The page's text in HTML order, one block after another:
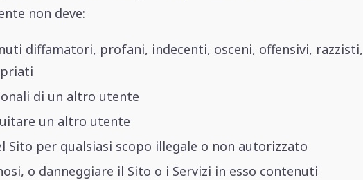
non deve:
diffamatori, profani, indecenti, osceni, offensivi, razzisti,
di un altro utente
un altro utente
Sito per qualsiasi scopo illegale o non autorizzato
o danneggiare il Sito o i Servizi in esso contenuti